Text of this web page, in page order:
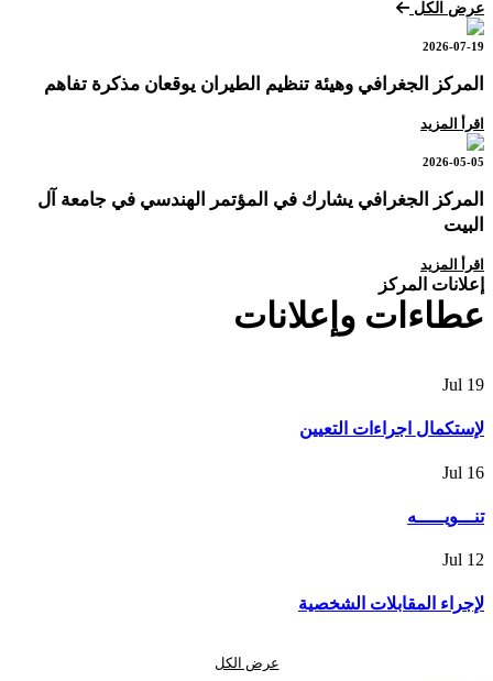
عرض الكل
2026-07-19
المركز الجغرافي وهيئة تنظيم الطيران يوقعان مذكرة تفاهم
اقرأ المزيد
2026-05-05
المركز الجغرافي يشارك في المؤتمر الهندسي في جامعة آل
البيت
اقرأ المزيد
إعلانات المركز
عطاءات وإعلانات
19
Jul
لإستكمال اجراءات التعيين
16
Jul
تنـــويـــــه
12
Jul
لإجراء المقابلات الشخصية
عرض الكل